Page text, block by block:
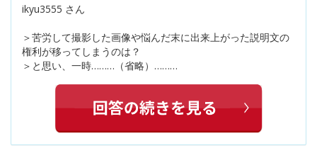
ikyu3555 さん
＞苦労して撮影した画像や悩んだ末に出来上がった説明文の
権利が移ってしまうのは？
＞と思い、一時………（省略）………